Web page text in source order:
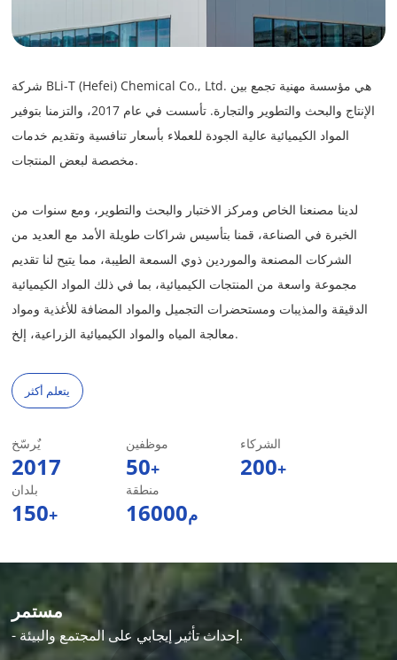
شركة BLi-T (Hefei) Chemical Co., Ltd. هي مؤسسة مهنية تجمع بين
الإنتاج والبحث والتطوير والتجارة. تأسست في عام 2017، والتزمنا بتوفير
المواد الكيميائية عالية الجودة للعملاء بأسعار تنافسية وتقديم خدمات
مخصصة لبعض المنتجات.
لدينا مصنعنا الخاص ومركز الاختبار والبحث والتطوير، ومع سنوات من
الخبرة في الصناعة، قمنا بتأسيس شراكات طويلة الأمد مع العديد من
الشركات المصنعة والموردين ذوي السمعة الطيبة، مما يتيح لنا تقديم
مجموعة واسعة من المنتجات الكيميائية، بما في ذلك المواد الكيميائية
الدقيقة والمذيبات ومستحضرات التجميل والمواد المضافة للأغذية ومواد
معالجة المياه والمواد الكيميائية الزراعية، إلخ.
يتعلم أكثر
يٌرسّخ
2017
موظفين
50+
الشركاء
200+
بلدان
150+
منطقة
16000م
مستمر
- إحداث تأثير إيجابي على المجتمع والبيئة.